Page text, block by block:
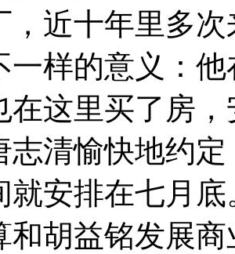
，近十年里多
一样的意义：
在这里买了房
志清愉快地约
就安排在七月
和胡益铭发展